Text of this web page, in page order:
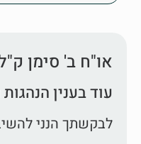
או"ח ב' סימן
עוד בענין
לבקשתך הנני